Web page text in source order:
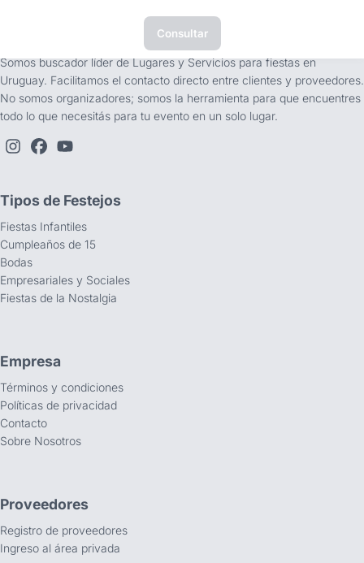
Consultar
Somos buscador líder de Lugares y Servicios para fiestas en
Uruguay. Facilitamos el contacto directo entre clientes y proveedores.
No somos organizadores; somos la herramienta para que encuentres
todo lo que necesitás para tu evento en un solo lugar.
Tipos de Festejos
Fiestas Infantiles
Cumpleaños de 15
Bodas
Empresariales y Sociales
Fiestas de la Nostalgia
Empresa
Términos y condiciones
Políticas de privacidad
Contacto
Sobre Nosotros
Proveedores
Registro de proveedores
Ingreso al área privada